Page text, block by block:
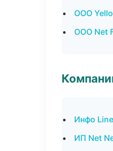
ООО
ООО Net
Инфо
ИП Net